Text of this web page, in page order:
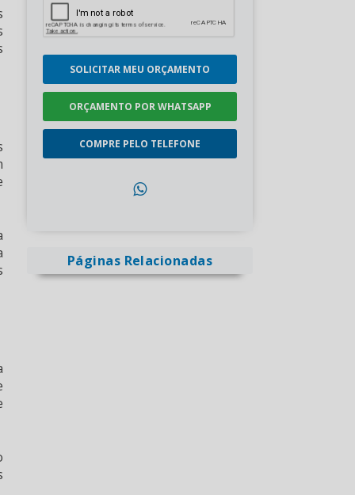
SOLICITAR MEU ORÇAMENTO
ORÇAMENTO POR WHATSAPP
COMPRE PELO TELEFONE
Páginas Relacionadas